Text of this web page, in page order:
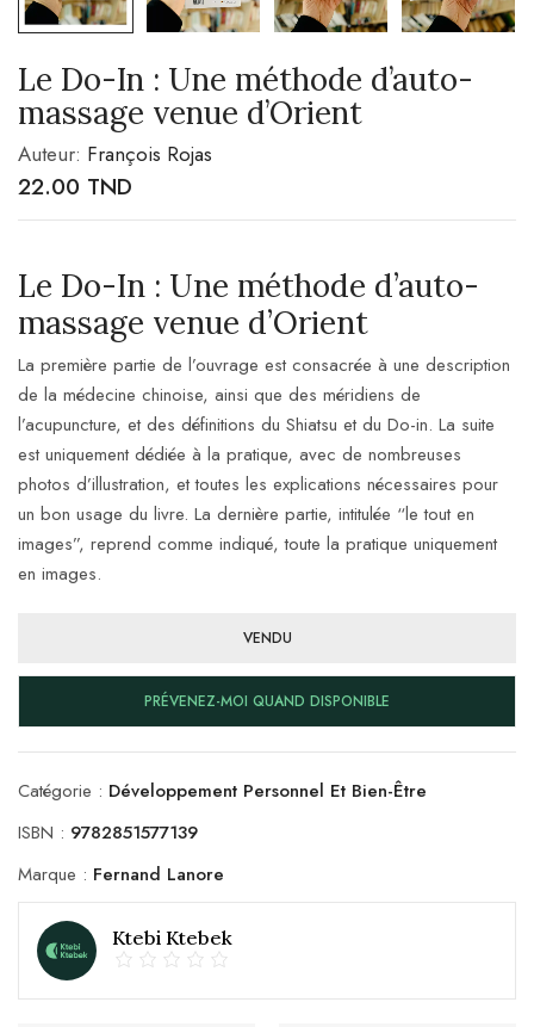
Le Do-In : Une méthode d’auto-
massage venue d’Orient
Auteur: François Rojas
22.00 TND
Le Do-In : Une méthode d’auto-
massage venue d’Orient
La première partie de l’ouvrage est consacrée à une description
de la médecine chinoise, ainsi que des méridiens de
l’acupuncture, et des définitions du Shiatsu et du Do-in. La suite
est uniquement dédiée à la pratique, avec de nombreuses
photos d’illustration, et toutes les explications nécessaires pour
un bon usage du livre. La dernière partie, intitulée “le tout en
images”, reprend comme indiqué, toute la pratique uniquement
en images.
VENDU
PRÉVENEZ-MOI QUAND DISPONIBLE
Catégorie : Développement Personnel Et Bien-Être
ISBN : 9782851577139
Marque : Fernand Lanore
Ktebi Ktebek